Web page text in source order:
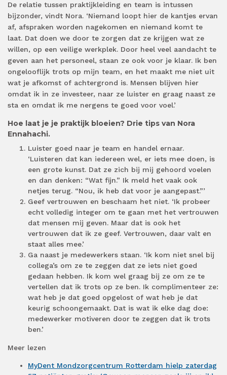
De relatie tussen praktijkleiding en team is intussen
bijzonder, vindt Nora. ‘Niemand loopt hier de kantjes ervan
af, afspraken worden nagekomen en niemand komt te
laat. Dat doen we door te zorgen dat ze krijgen wat ze
willen, op een veilige werkplek. Door heel veel aandacht te
geven aan het personeel, staan ze ook voor je klaar. Ik ben
ongelooflijk trots op mijn team, en het maakt me niet uit
wat je afkomst of achtergrond is. Mensen blijven hier
omdat ik in ze investeer, naar ze luister en graag naast ze
sta en omdat ik me nergens te goed voor voel.’
Hoe laat je je praktijk bloeien? Drie tips van Nora
Ennahachi.
Luister goed naar je team en handel ernaar.
‘Luisteren dat kan iedereen wel, er iets mee doen, is
een grote kunst. Dat ze zich bij mij gehoord voelen
en dan denken: “Wat fijn.” Ik meld het vaak ook
netjes terug. “Nou, ik heb dat voor je aangepast.”’
Geef vertrouwen en beschaam het niet. ‘Ik probeer
echt volledig integer om te gaan met het vertrouwen
dat mensen mij geven. Maar dat is ook het
vertrouwen dat ik ze geef. Vertrouwen, daar valt en
staat alles mee.’
Ga naast je medewerkers staan. ‘Ik kom niet snel bij
collega’s om ze te zeggen dat ze iets niet goed
gedaan hebben. Ik kom wel graag bij ze om ze te
vertellen dat ik trots op ze ben. Ik complimenteer ze:
wat heb je dat goed opgelost of wat heb je dat
keurig schoongemaakt. Dat is wat ik elke dag doe:
medewerker motiveren door te zeggen dat ik trots
ben.’
Meer lezen
MyDent Mondzorgcentrum Rotterdam hielp zaterdag